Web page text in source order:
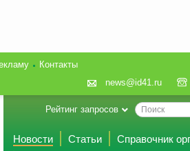
Контакты
news@id41.ru
Рейтинг запросов
Новости Статьи
Справочник